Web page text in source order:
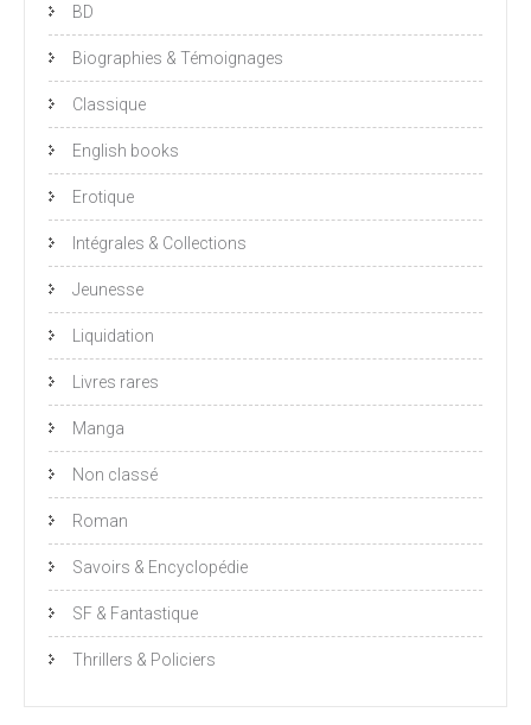
BD
Biographies & Témoignages
Classique
English books
Erotique
Intégrales & Collections
Jeunesse
Liquidation
Livres rares
Manga
Non classé
Roman
Savoirs & Encyclopédie
SF & Fantastique
Thrillers & Policiers